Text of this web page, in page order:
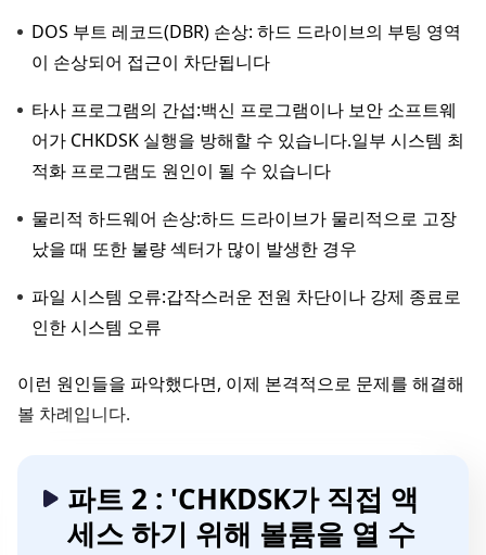
DOS 부트 레코드(DBR) 손상: 하드 드라이브의 부팅 영역
이 손상되어 접근이 차단됩니다
타사 프로그램의 간섭:백신 프로그램이나 보안 소프트웨
어가 CHKDSK 실행을 방해할 수 있습니다.일부 시스템 최
적화 프로그램도 원인이 될 수 있습니다
물리적 하드웨어 손상:하드 드라이브가 물리적으로 고장
났을 때 또한 불량 섹터가 많이 발생한 경우
파일 시스템 오류:갑작스러운 전원 차단이나 강제 종료로
인한 시스템 오류
이런 원인들을 파악했다면, 이제 본격적으로 문제를 해결해
볼 차례입니다.
파트 2 : 'CHKDSK가 직접 액
세스 하기 위해 볼륨을 열 수